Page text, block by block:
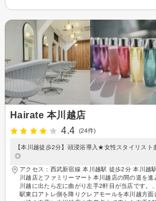
Hairate 本川越店
4.4
(24件)
【本川越徒歩2分】頭浸浴導入★女性スタイリス
◎
アクセス：西武新宿線 本川越駅 徒歩2分 本川越
川越店とファミリーマート本川越店の間の道を
川越に出たら左に曲がり左手2軒目が当店です。
駅東口アトレ側を降りクレアモールを本川越方